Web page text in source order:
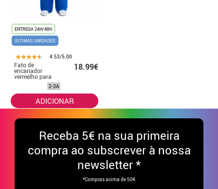
ENTREGA 24H/48H
ÚLTIMAS UNIDADES
4.53/5.00
Fato de
encanador
vermelho para
18.99€
2-3A
ADICIONAR
Receba 5€ na sua primeira
compra ao subscrever à nossa
newsletter *
*Compras acima de 50€